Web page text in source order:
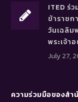
ITED ร่
ข้าราชก
วันเฉลิม
พระเจ้า
July 27,
ความร่วมมือของสำ